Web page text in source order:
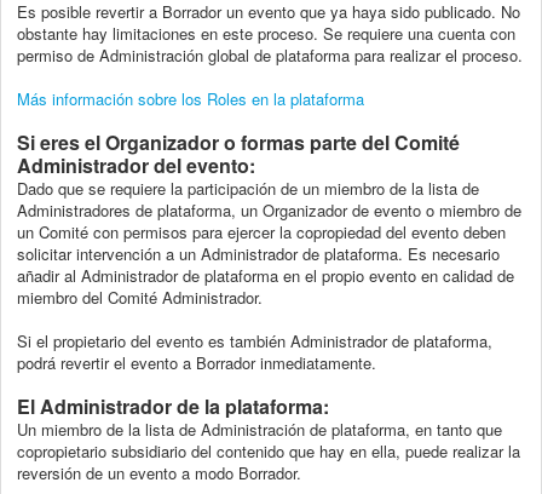
Es posible revertir a Borrador un evento que ya haya sido publicado. No
obstante hay limitaciones en este proceso. Se requiere una cuenta con
permiso de Administración global de plataforma para realizar el proceso.
Más información sobre los Roles en la plataforma
Si eres el Organizador o formas parte del Comité
Administrador del evento:
Dado que se requiere la participación de un miembro de la lista de
Administradores de plataforma, un Organizador de evento o miembro de
un Comité con permisos para ejercer la copropiedad del evento deben
solicitar intervención a un Administrador de plataforma. Es necesario
añadir al Administrador de plataforma en el propio evento en calidad de
miembro del Comité Administrador.
Si el propietario del evento es también Administrador de plataforma,
podrá revertir el evento a Borrador inmediatamente.
El Administrador de la plataforma:
Un miembro de la lista de Administración de plataforma, en tanto que
copropietario subsidiario del contenido que hay en ella, puede realizar la
reversión de un evento a modo Borrador.